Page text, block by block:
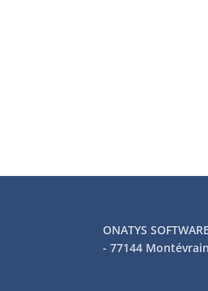
ONATYS
- 77144 Montévrain